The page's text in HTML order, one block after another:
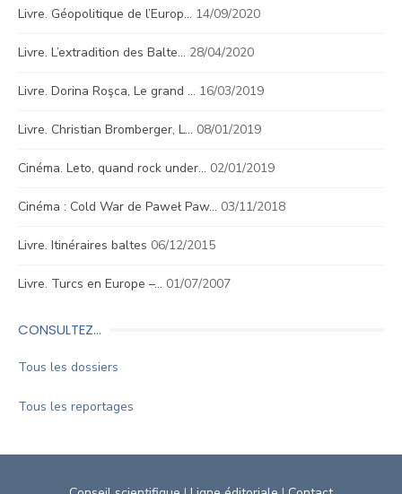
Livre. Géopolitique de l’Europ… 14/09/2020
Livre. L’extradition des Balte… 28/04/2020
Livre. Dorina Roşca, Le grand … 16/03/2019
Livre. Christian Bromberger, L… 08/01/2019
Cinéma. Leto, quand rock under… 02/01/2019
Cinéma : Cold War de Paweł Paw… 03/11/2018
Livre. Itinéraires baltes 06/12/2015
Livre. Turcs en Europe –… 01/07/2007
CONSULTEZ…
Tous les dossiers
Tous les reportages